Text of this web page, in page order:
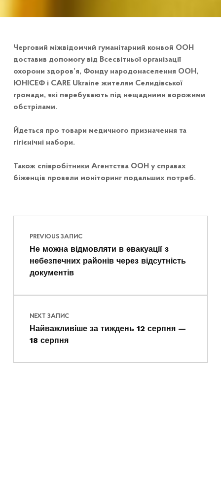
Черговий міжвідомчий гуманітарний конвой ООН
доставив допомогу від Всесвітньої організації
охорони здоров’я, Фонду народонаселення ООН,
ЮНІСЕФ і CARE Ukraine жителям Селидівської
громади, які перебувають під нещадними ворожими
обстрілами.
Йдеться про товари медичного призначення та
гігієнічні набори.
Також співробітники Агентства ООН у справах
біженців провели моніторинг подальших потреб.
Skip back to main navigation
Навігація записів
PREVIOUS ЗАПИС
Не можна відмовляти в евакуації з
небезпечних районів через відсутність
документів
NEXT ЗАПИС
Найважливіше за тиждень 12 серпня —
18 серпня